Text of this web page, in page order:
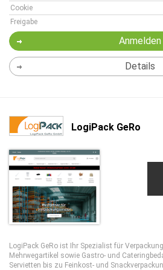
Cookie
Freigabe
Anmelden
Details
LogiPack GeRo
LogiPack GeRo ist Ihr Spezialist für
Mehrwegartikel sowie Gastro- und
Servietten bis zu Feinkost- und